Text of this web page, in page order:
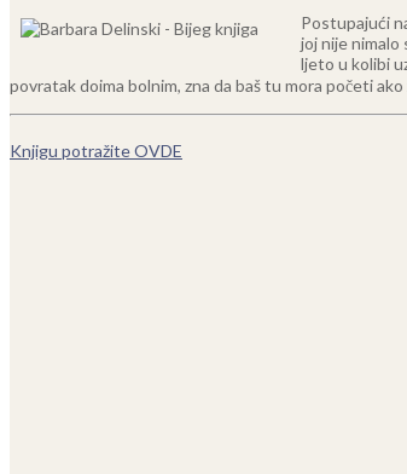
Postupajući
joj nije nimalo
ljeto u kolibi
povratak doima bolnim, zna da baš tu mora početi
Knjigu potražite OVDE